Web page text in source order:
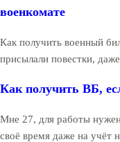
военкомате
Как получить военный
присылали повестки,
Как получить ВБ,
Мне 27, для работы
своё время даже на учёт